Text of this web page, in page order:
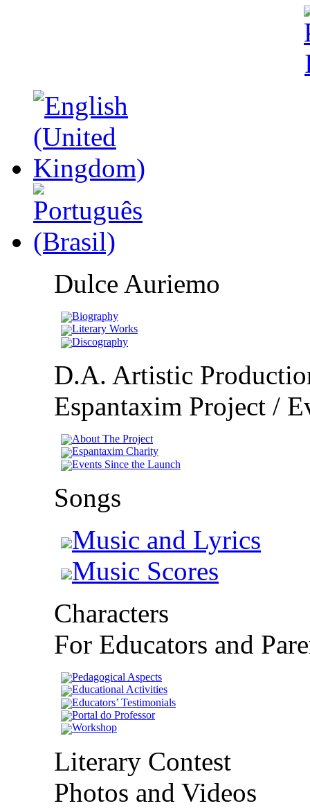
Dulce Auriemo
Biography
Literary Works
Discography
D.A. Artistic
Espantaxim Project /
About The Project
Espantaxim Charity
Events Since the Launch
Songs
Music and Lyrics
Music Scores
Characters
For Educators and
Pedagogical Aspects
Educational Activities
Educators’ Testimonials
Portal do Professor
Workshop
Literary Contest
Photos and Videos